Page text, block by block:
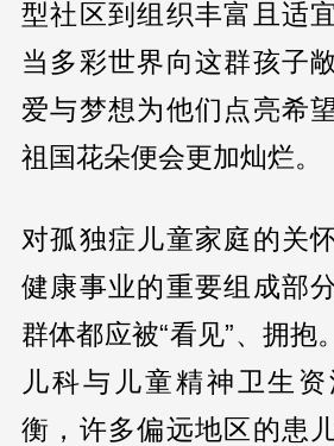
型社区到组织丰富且适
当多彩世界向这群孩子
爱与梦想为他们点亮希
祖国花朵便会更加灿烂。
对孤独症儿童家庭的关
健康事业的重要组成部
群体都应被“看见”、拥抱
儿科与儿童精神卫生
衡，许多偏远地区的患